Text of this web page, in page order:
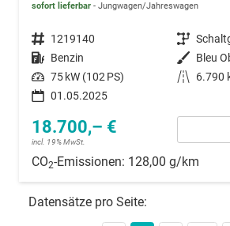
sofort lieferbar Jungwagen/Jahreswagen
Fahrzeugnummer 1219140 Getriebe
Kraftstoff Benzin Außenfarbe Bleu
Leistung 75 kW (102 PS) Kilometerstand
6.790
01.05.2025
18.700,– €
incl. 19% MwSt.
CO2-Emissionen: 128,00 g/km
Datensätze pro Seite: